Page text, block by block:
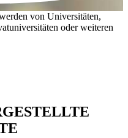
von Universitäten,
oder weiteren